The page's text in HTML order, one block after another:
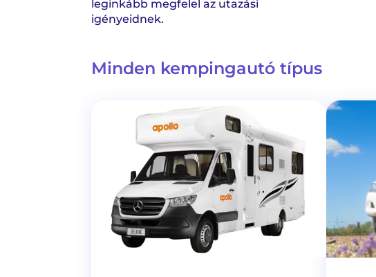
leginkább megfelel az utazási
igényeidnek.
Minden kempingautó típus